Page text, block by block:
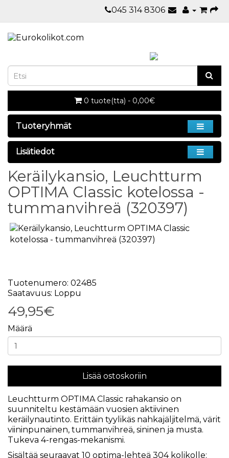
045 314 8306
0 tuote(tta) - 0,00€
Tuoteryhmät
Lisätiedot
Keräilykansio, Leuchtturm
OPTIMA Classic kotelossa -
tummanvihreä (320397)
Tuotenumero: 02485
Saatavuus: Loppu
49,95€
Määrä
Lisää ostoskoriin
Leuchtturm OPTIMA Classic rahakansio on
suunniteltu kestämään vuosien aktiivinen
keräilynautinto. Erittäin tyylikäs nahkajäljitelmä, värit
viininpunainen, tummanvihreä, sininen ja musta.
Tukeva 4-rengas-mekanismi.
Sisältää seuraavat 10 optima-lehteä 304 kolikolle: